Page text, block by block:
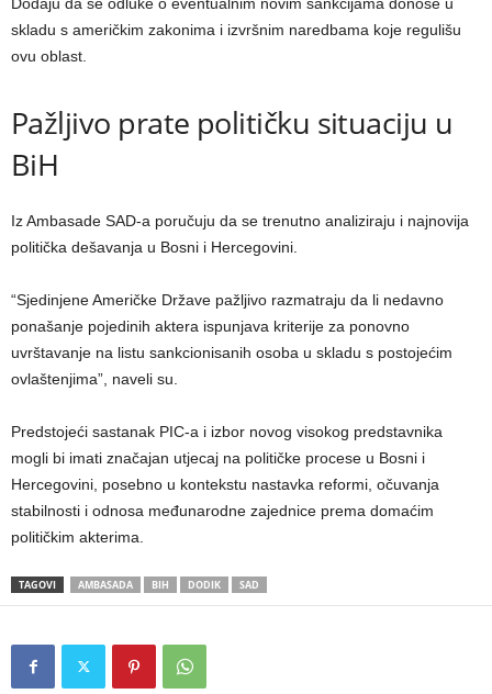
skladu s američkim zakonima i izvršnim naredbama koje regulišu
ovu oblast.
Pažljivo prate političku situaciju u
BiH
Iz Ambasade SAD-a poručuju da se trenutno analiziraju i najnovija
politička dešavanja u Bosni i Hercegovini.
“Sjedinjene Američke Države pažljivo razmatraju da li nedavno
ponašanje pojedinih aktera ispunjava kriterije za ponovno
uvrštavanje na listu sankcionisanih osoba u skladu s postojećim
ovlaštenjima”, naveli su.
Predstojeći sastanak PIC-a i izbor novog visokog predstavnika
mogli bi imati značajan utjecaj na političke procese u Bosni i
Hercegovini, posebno u kontekstu nastavka reformi, očuvanja
stabilnosti i odnosa međunarodne zajednice prema domaćim
političkim akterima.
TAGOVI AMBASADA BIH DODIK SAD